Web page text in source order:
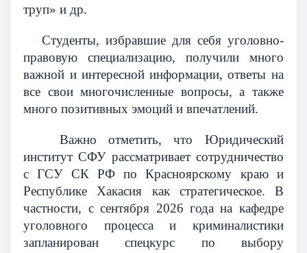
труп» и др.
Студенты, избравшие для себя уголовно-
правовую специализацию, получили много
важной и интересной информации, ответы на
все свои многочисленные вопросы, а также
много позитивных эмоций и впечатлений.
Важно отметить, что Юридический
институт СФУ рассматривает сотрудничество
с ГСУ СК РФ по Красноярскому краю и
Республике Хакасия как стратегическое. В
частности, с сентября 2026 года на кафедре
уголовного процесса и криминалистики
запланирован спецкурс по выбору